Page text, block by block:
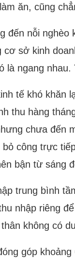
ăn, cũng
đến nỗi
cơ sở kinh
ngang
tế khó khăn
thu hàng
chưa đến
công trực
bận từ sáng
trung bình
nhập riêng
không có
góp